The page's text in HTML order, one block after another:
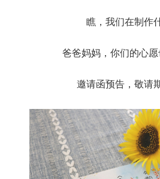
瞧，我们在制作
爸爸妈妈，你们的心愿
邀请函预告，敬请